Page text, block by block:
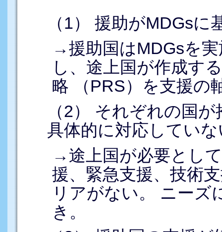
（1） 援助がMDGs
→援助国はMDGsを
し、途上国が作成す
略 （PRS）を支援の
（2） それぞれの国
具体的に対応してい
→途上国が必要とし
援、緊急支援、技術
リアがない。 ニーズ
き。